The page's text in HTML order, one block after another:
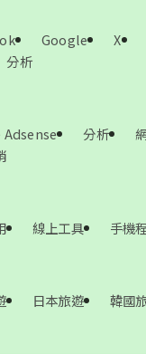
Google X
分析
分析
線上工具 手機
日本旅遊 韓國